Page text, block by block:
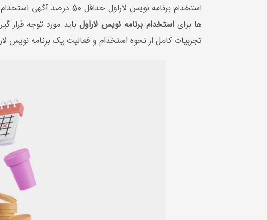
استخدام برنامه نویس
ها برایاستخدام برنامه نویس لاراولباید مورد توجه قرار
تجربیات کامل از نحوه استخدام و فعالیت یک برنامه نویس